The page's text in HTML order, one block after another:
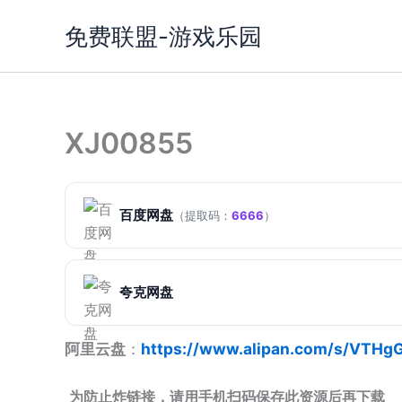
免费联盟-游戏乐园
XJ00855
百度网盘 （提取码： 6666）
夸克网盘
阿里云盘 ： https://www.alipan.com/s/
为防止炸链接，请用手机扫码保存此资源后再下载